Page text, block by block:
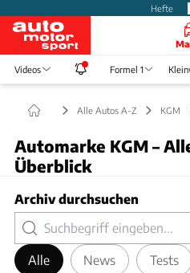
Hefte
Videos Formel 1
Alle Autos A-Z KGM
Automarke KGM –
Überblick
Archiv durchsuchen
Alle News Tests